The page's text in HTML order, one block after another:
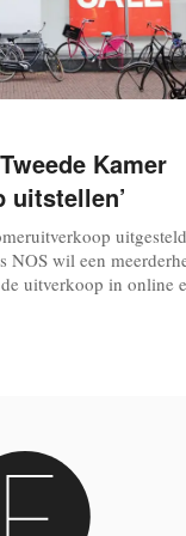
Kamer
uitgesteld
NOS wil een
uitverkoop in online
tijdelijk verbieden om
te steunen. Een definitief